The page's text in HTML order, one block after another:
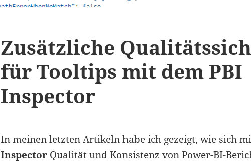
Zusätzliche
für Tooltips mit dem PBI
Inspector
In meinen letzten Artikeln habe ich gezeigt, wie sich
Inspector Qualität und Konsistenz von Power-BI-